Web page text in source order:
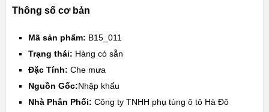
Thông số cơ bản
Mã sản phẩm: B15_011
Trạng thái: Hàng có sẵn
Đặc Tính: Che mưa
Nguồn Gốc:Nhập khẩu
Nhà Phân Phối: Công ty TNHH phụ tùng ô tô Hà Đô